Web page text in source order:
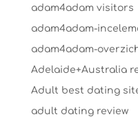
adam4adam visitors
adam4adam-
adam4adam-
Adelaide+Australia
Adult best dating
adult dating review